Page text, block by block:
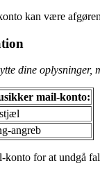
kan være
dine
mail-konto:
angreb
for at undgå